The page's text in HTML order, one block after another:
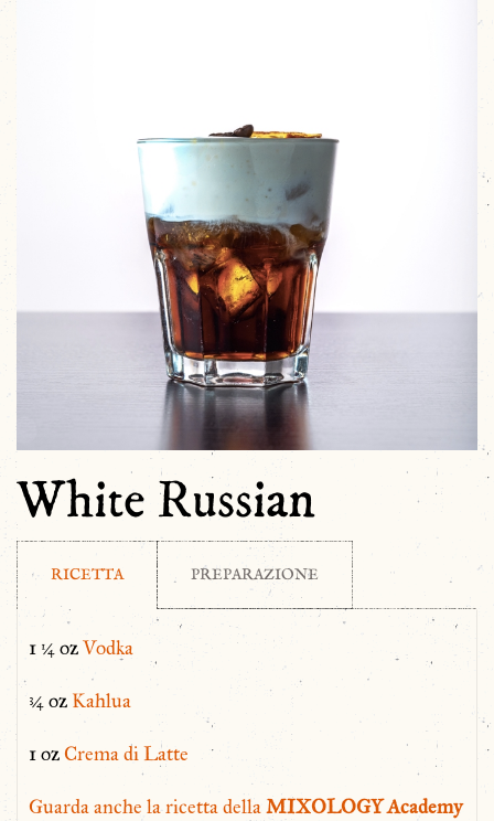
White Russian
RICETTA PREPARAZIONE
1 ¼ ozVodka
¾ oz Kahlua
1 ozCrema di Latte
Guarda anche la ricetta dellaMIXOLOGY Academy